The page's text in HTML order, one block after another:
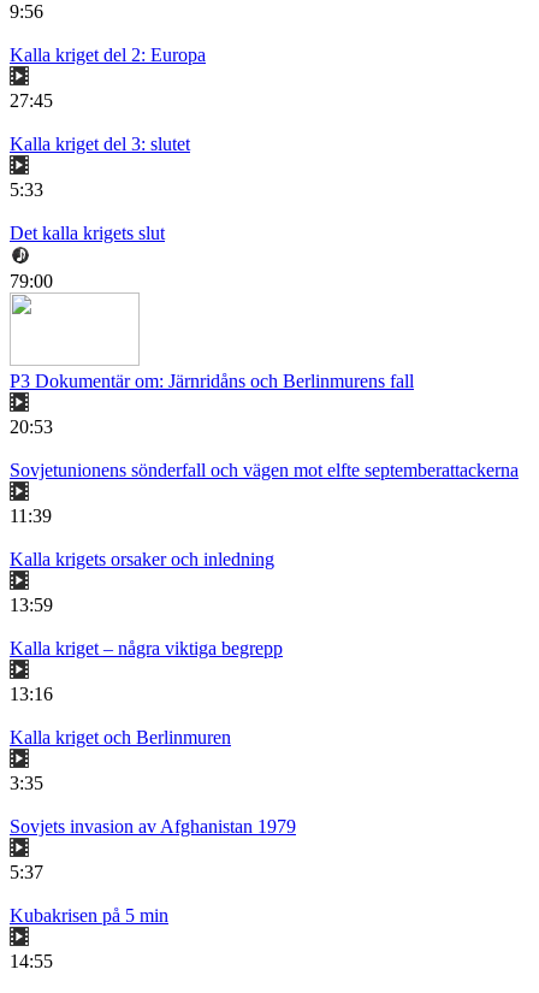
9:56
Kalla kriget del 2: Europa
27:45
Kalla kriget del 3: slutet
5:33
Det kalla krigets slut
79:00
P3 Dokumentär om: Järnridåns och Berlinmurens fall
20:53
Sovjetunionens sönderfall och vägen mot elfte septemberattackerna
11:39
Kalla krigets orsaker och inledning
13:59
Kalla kriget – några viktiga begrepp
13:16
Kalla kriget och Berlinmuren
3:35
Sovjets invasion av Afghanistan 1979
5:37
Kubakrisen på 5 min
14:55